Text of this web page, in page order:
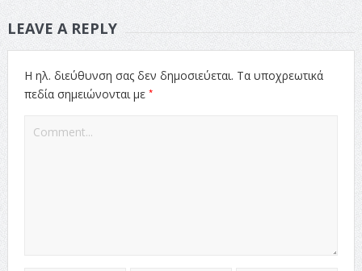
LEAVE A REPLY
Η ηλ. διεύθυνση σας δεν δημοσιεύεται. Τα υποχρεωτικά
πεδία σημειώνονται με *